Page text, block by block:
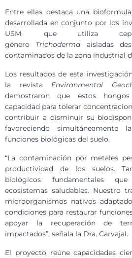
Entre ellas destaca una
desarrollada en conjunto por los
USM, que utiliza
género Trichoderma aisladas
contaminados de la zona industrial
Los resultados de esta
la revista Environmental
demostraron que estos
capacidad para tolerar
contribuir a disminuir su
favoreciendo simultáneamente
funciones biológicas del suelo.
“La contaminación por metales
productividad de los suelos.
biológicos fundamentales
ecosistemas saludables. Nuestro
microorganismos nativos
condiciones para restaurar
apoyar la recuperación de
impactados”, señala la Dra. Carvajal.
El proyecto reúne capacidades